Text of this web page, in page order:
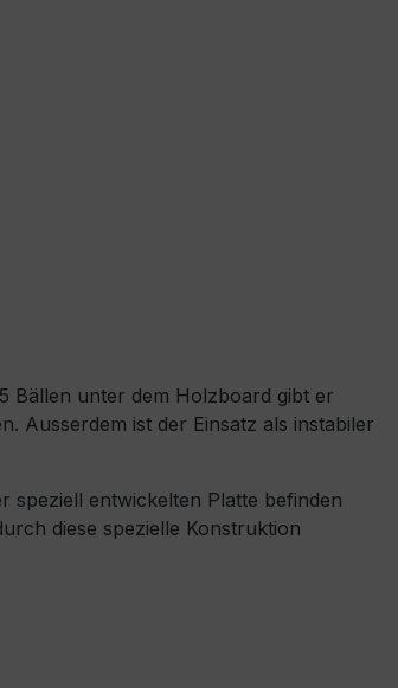
Bällen unter dem Holzboard gibt er
Ausserdem ist der Einsatz als instabiler
speziell entwickelten Platte befinden
diese spezielle Konstruktion